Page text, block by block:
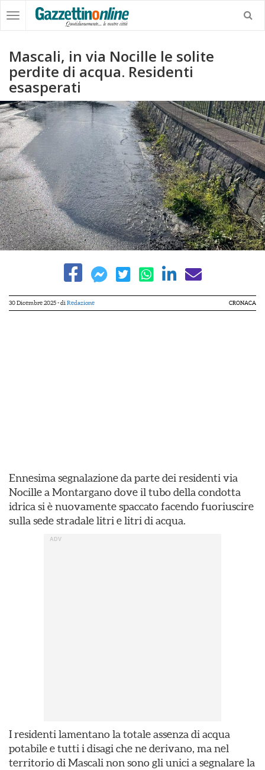
Mascali, in via Nocille le solite
perdite di acqua. Residenti
esasperati
30 Dicembre 2025- di Redazione CRONACA
Ennesima segnalazione da parte dei residenti via
Nocille a Montargano dove il tubo della condotta
idrica si è nuovamente spaccato facendo fuoriuscire
sulla sede stradale litri e litri di acqua.
I residenti lamentano la totale assenza di acqua
potabile e tutti i disagi che ne derivano, ma nel
territorio di Mascali non sono gli unici a segnalare la